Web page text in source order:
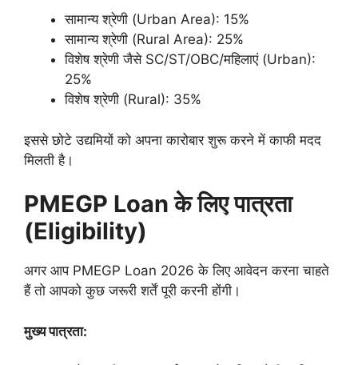
सामान्य श्रेणी (Urban Area): 15%
सामान्य श्रेणी (Rural Area): 25%
विशेष श्रेणी जैसे SC/ST/OBC/महिलाएं (Urban):
25%
विशेष श्रेणी (Rural): 35%
इससे छोटे उद्यमियों को अपना कारोबार शुरू करने में काफी मदद
मिलती है।
PMEGP Loan के लिए पात्रता
(Eligibility)
अगर आप PMEGP Loan 2026 के लिए आवेदन करना चाहते
हैं तो आपको कुछ जरूरी शर्तें पूरी करनी होंगी।
मुख्य पात्रता: